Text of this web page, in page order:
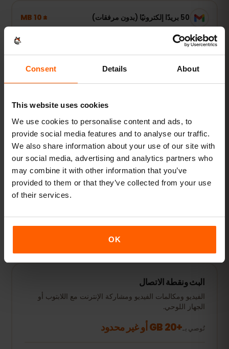
Consent Details About
This website uses cookies
We use cookies to personalise content and ads, to
provide social media features and to analyse our traffic.
We also share information about your use of our site with
our social media, advertising and analytics partners who
may combine it with other information that you’ve
provided to them or that they’ve collected from your use
of their services.
OK
50 بريدًا إلكترونيًا (بدون مرفقات) ± 10 MB
استخدام خفيف
الخرائط وWhatsApp والبريد — متصل عند الحاجة فقط.
عرض الباقات
الأكثر طلبًا
استخدام يومي
إضافة إلى مواقع التواصل وبث الموسيقى ومشاركة الصور.
البث ونقطة الاتصال
الفيديو ومكالمات الفيديو ومشاركة الإنترنت مع اللابتوب أو
الجهاز اللوحي.
نُوصي بـ+20 GB أو غير محدود